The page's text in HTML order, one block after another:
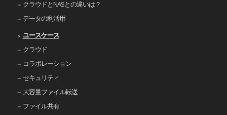
クラウドとNASとの違いは？
データの利活用
ユースケース
クラウド
コラボレーション
セキュリティ
大容量ファイル転送
ファイル共有